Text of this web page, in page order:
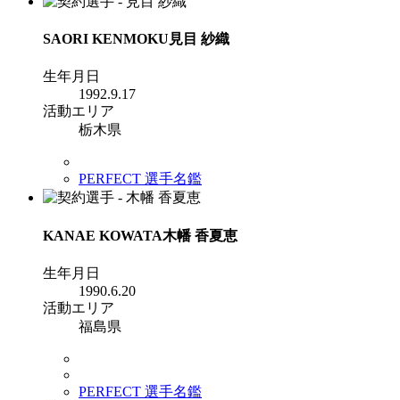
SAORI KENMOKU 見目 紗織
生年月日
1992.9.17
活動エリア
栃木県
PERFECT 選手名鑑
KANAE KOWATA木幡 香夏恵
生年月日
1990.6.20
活動エリア
福島県
PERFECT 選手名鑑